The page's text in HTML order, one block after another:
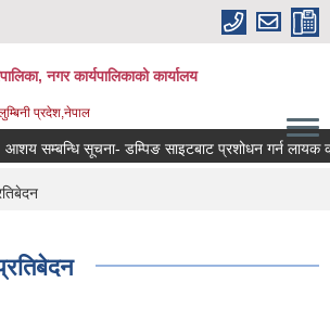
नगर कार्यपालिकाको कार्यालय
प्रदेश,नेपाल
आशय सम्बन्धि सूचना- डम्पिङ साइटबाट प्रशोधन गर्न लायक